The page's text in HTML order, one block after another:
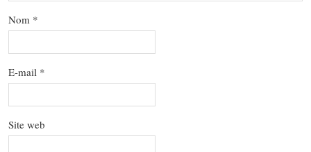
Nom *
E-mail *
Site web